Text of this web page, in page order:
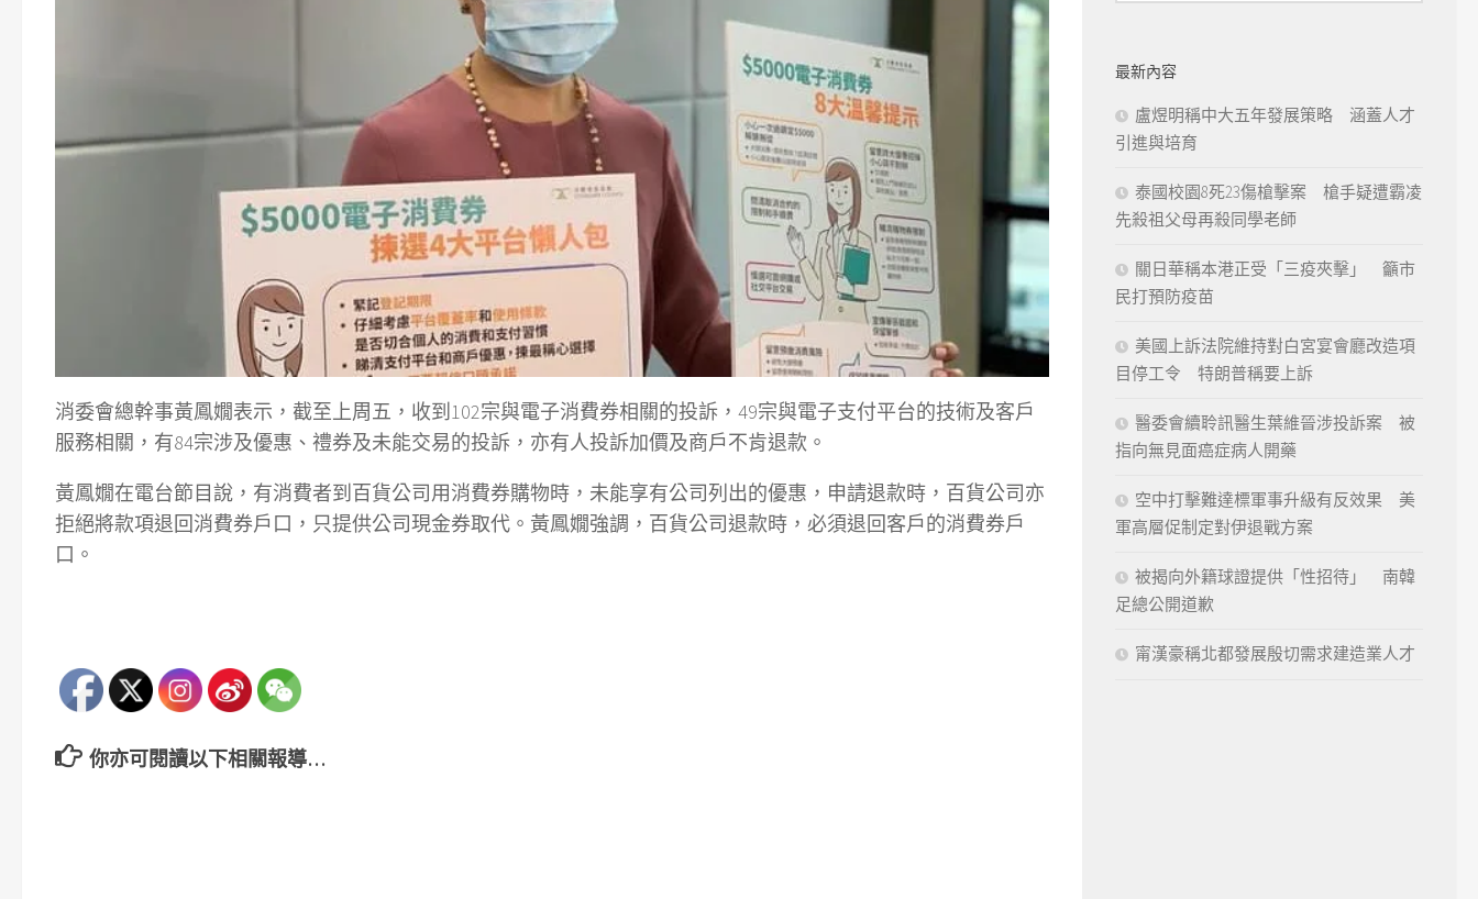
消委會總幹事黃鳳嫺表示，截至上周五，收到102宗與電子消費券相關的投訴，49宗與電子支付平台的技術及客戶
服務相關，有84宗涉及優惠、禮券及未能交易的投訴，亦有人投訴加價及商戶不肯退款。
黃鳳嫺在電台節目說，有消費者到百貨公司用消費券購物時，未能享有公司列出的優惠，申請退款時，百貨公司亦
拒絕將款項退回消費券戶口，只提供公司現金券取代。黃鳳嫺強調，百貨公司退款時，必須退回客戶的消費券戶
口。
你亦可閱讀以下相關報導…
最新內容
盧煜明稱中大五年發展策略 涵蓋人才
引進與培育
泰國校園8死23傷槍擊案 槍手疑遭霸凌
先殺祖父母再殺同學老師
關日華稱本港正受「三疫夾擊」 籲市
民打預防疫苗
美國上訴法院維持對白宮宴會廳改造項
目停工令 特朗普稱要上訴
醫委會續聆訊醫生葉維晉涉投訴案 被
指向無見面癌症病人開藥
空中打擊難達標軍事升級有反效果 美
軍高層促制定對伊退戰方案
被揭向外籍球證提供「性招待」 南韓
足總公開道歉
甯漢豪稱北都發展殷切需求建造業人才